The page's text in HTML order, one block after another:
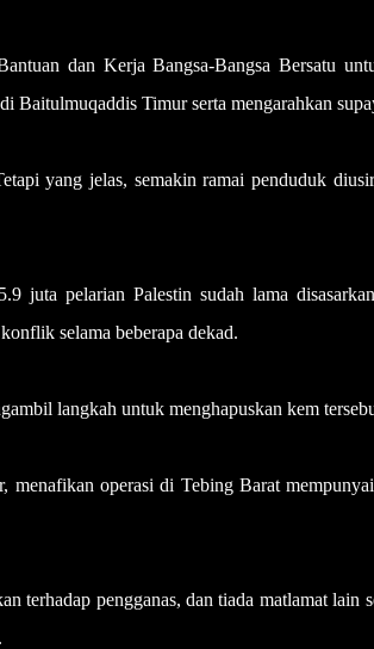
dan Kerja Bangsa-Bangsa Bersatu
Baitulmuqaddis Timur serta mengarahkan
yang jelas, semakin ramai penduduk
juta pelarian Palestin sudah lama
selama beberapa dekad.
langkah untuk menghapuskan kem
operasi di Tebing Barat
terhadap pengganas, dan tiada matlamat lain